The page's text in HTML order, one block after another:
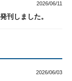
2026/06/11
刊しました。
2026/06/03